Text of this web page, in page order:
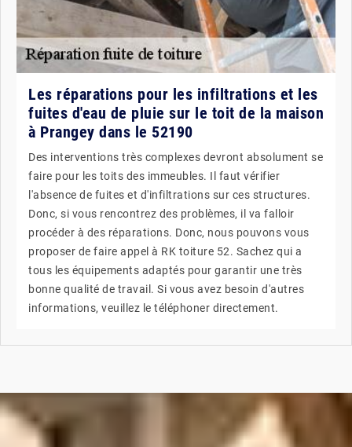
Les réparations pour les infiltrations et les
fuites d'eau de pluie sur le toit de la maison
à Prangey dans le 52190
Des interventions très complexes devront absolument se
faire pour les toits des immeubles. Il faut vérifier
l'absence de fuites et d'infiltrations sur ces structures.
Donc, si vous rencontrez des problèmes, il va falloir
procéder à des réparations. Donc, nous pouvons vous
proposer de faire appel à RK toiture 52. Sachez qui a
tous les équipements adaptés pour garantir une très
bonne qualité de travail. Si vous avez besoin d'autres
informations, veuillez le téléphoner directement.